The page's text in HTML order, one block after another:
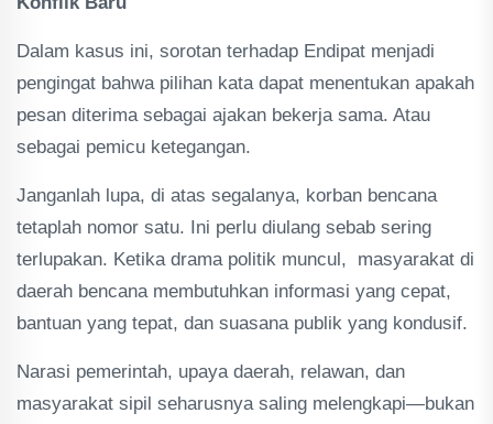
Dalam kasus ini, sorotan terhadap Endipat menjadi
pengingat bahwa pilihan kata dapat menentukan apakah
pesan diterima sebagai ajakan bekerja sama. Atau
sebagai pemicu ketegangan.
Janganlah lupa, di atas segalanya, korban bencana
tetaplah nomor satu. Ini perlu diulang sebab sering
terlupakan. Ketika drama politik muncul, masyarakat di
daerah bencana membutuhkan informasi yang cepat,
bantuan yang tepat, dan suasana publik yang kondusif.
Narasi pemerintah, upaya daerah, relawan, dan
masyarakat sipil seharusnya saling melengkapi—bukan